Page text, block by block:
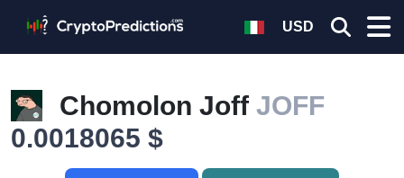
USD
Chomolon Joff JOFF
0.0018065 $